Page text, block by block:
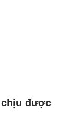
chịu được